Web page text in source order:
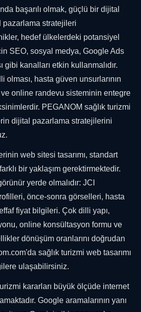
başarılı olmak, güçlü bir dijital
pazarlama stratejileri
hedef ülkelerdeki potansiyel
SEO, sosyal medya, Google Ads
gibi kanalları etkin kullanmalıdır.
olması, hasta güven unsurlarının
ve online randevu sisteminin entegre
PEGANOM sağlık turizmi
dijital pazarlama stratejilerini
web sitesi tasarımı, standart
bir yaklaşım gerektirmektedir.
yerde olmalıdır: JCI
önce-sonra görselleri, hasta
fiyat bilgileri. Çok dilli yapı,
online konsültasyon formu ve
dönüşüm oranlarını doğrudan
sağlık turizmi web tasarımı
ulaşabilirsiniz.
kararları büyük ölçüde internet
Google aramalarının yanı